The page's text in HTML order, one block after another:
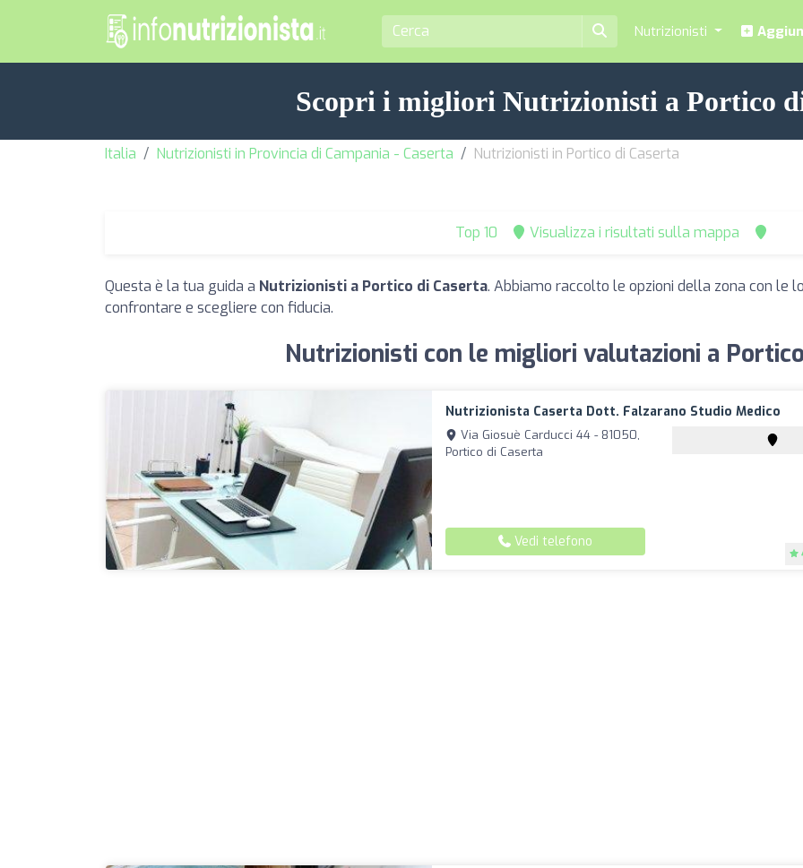
Nutrizionisti
Scopri i migliori Nutrizionisti a Portico
Italia Nutrizionisti in Provincia di Campania - Caserta Nutrizionisti in Portico di Caserta
Top 10 Visualizza i risultati sulla mappa
Questa è la tua guida a Nutrizionisti a Portico di Caserta. Abbiamo raccolto le opzioni della zona con le
confrontare e scegliere con fiducia.
Nutrizionisti con le migliori valutazioni a
Nutrizionista Caserta Dott. Falzarano Studio Medico
Via Giosuè Carducci 44 - 81050,
Portico di Caserta
Vedi telefono